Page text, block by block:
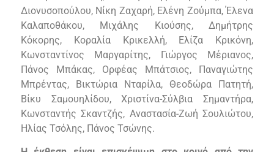
Διονυσοπούλου, Νίκη Ζαχαρή, Ελένη Ζούμπα, Έλενα
Καλαποθάκου, Μιχάλης Κιούσης, Δημήτρης
Κόκορης, Κοραλία Κρικελλή, Ελίζα Κρικόνη,
Κωνσταντίνος Μαργαρίτης, Γιώργος Μέριανος,
Πάνος Μπάκας, Ορφέας Μπάτσιος, Παναγιώτης
Μπρέντας, Βικτώρια Νταρίλα, Θεοδώρα Πατητή,
Βίκυ Σαμουηλίδου, Χριστίνα-Σύλβια Σημαντήρα,
Κωνσταντής Σκαντζής, Αναστασία-Ζωή Σουλιώτου,
Ηλίας Τσόλης, Πάνος Τσώνης.